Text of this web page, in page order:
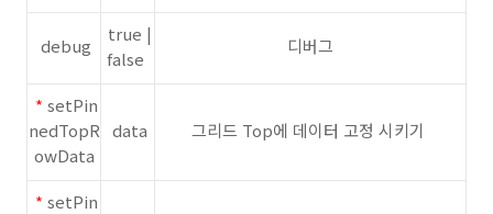
debug
true |
false
디버그
* setPin
nedTopR
owData
data 그리드 Top에 데이터 고정 시키기
* setPin